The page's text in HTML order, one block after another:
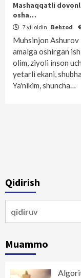
Mashaqqatli
osha…
7 yil oldin Behzod
Muhsinjon Ashurov
amalga oshirgan
olim, ziyoli inson
yetarli ekani,
Ya'nikim, shuncha…
Qidirish
Muammo